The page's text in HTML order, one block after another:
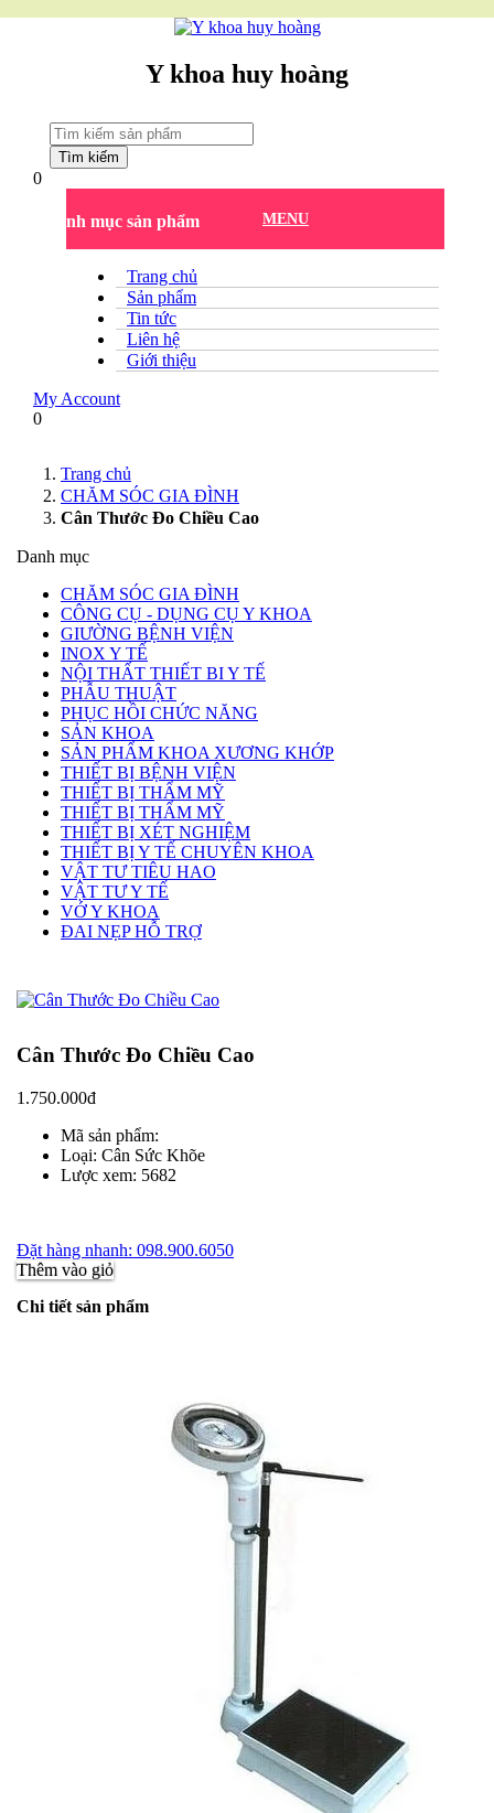
Y khoa huy hoàng
Tìm kiếm
0
Danh mục sản phẩm MENU
Trang chủ
Sản phẩm
Tin tức
Liên hệ
Giới thiệu
My Account
0
Trang chủ
CHĂM SÓC GIA ĐÌNH
Cân Thước Đo Chiều Cao
Danh mục
CHĂM SÓC GIA ĐÌNH
CÔNG CỤ - DỤNG CỤ Y KHOA
GIƯỜNG BỆNH VIỆN
INOX Y TẾ
NỘI THẤT THIẾT BI Y TẾ
PHẪU THUẬT
PHỤC HỒI CHỨC NĂNG
SẢN KHOA
SẢN PHẨM KHOA XƯƠNG KHỚP
THIẾT BỊ BỆNH VIỆN
THIẾT BỊ THẨM MỸ
THIẾT BỊ THẨM MỸ
THIẾT BỊ XÉT NGHIỆM
THIẾT BỊ Y TẾ CHUYÊN KHOA
VẬT TƯ TIÊU HAO
VẬT TƯ Y TẾ
VỚ Y KHOA
ĐAI NẸP HỖ TRỢ
Cân Thước Đo Chiều Cao
1.750.000đ
Mã sản phẩm:
Loại: Cân Sức Khõe
Lược xem: 5682
Đặt hàng nhanh: 098.900.6050
Thêm vào giỏ
Chi tiết sản phẩm